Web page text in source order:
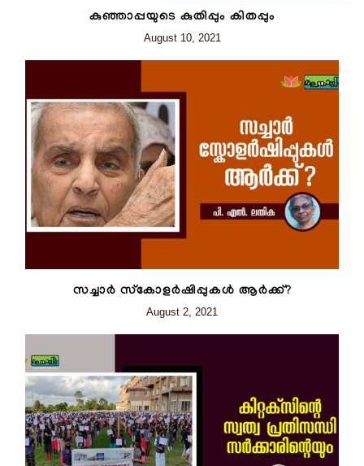
കുഞ്ഞാപ്പയുടെ കുതിപ്പും കിതപ്പും
August 10, 2021
സച്ചാർ സ്കോളർഷിപ്പുകൾ ആർക്ക്?
August 2, 2021